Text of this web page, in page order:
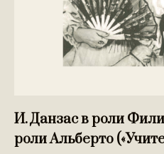
И. Данзас в роли
роли Альберто